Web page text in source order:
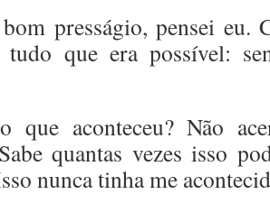
presságio, pensei eu.
que era possível:
que aconteceu? Não
quantas vezes isso
nunca tinha me